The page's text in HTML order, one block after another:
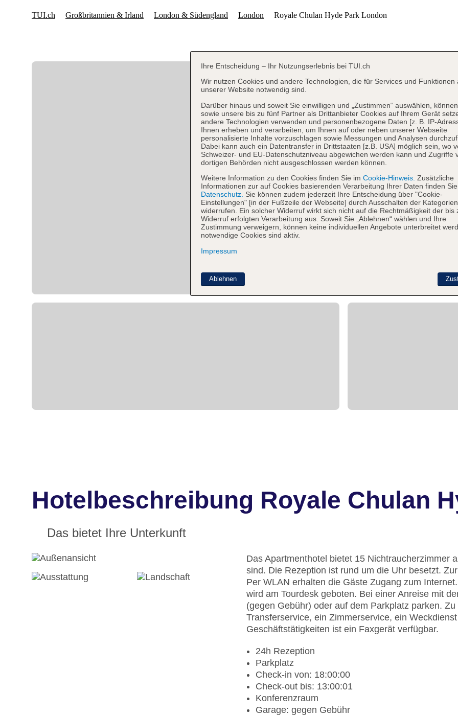
Hotelbeschreibung Royale Chulan
Das bietet Ihre Unterkunft
Das Apartmenthotel bietet 15 Nichtraucherzimmer
sind. Die Rezeption ist rund um die Uhr besetzt.
Per WLAN erhalten die Gäste Zugang zum
wird am Tourdesk geboten. Bei einer Anreise mit
(gegen Gebühr) oder auf dem Parkplatz parken.
Transferservice, ein Zimmerservice, ein
Geschäftstätigkeiten ist ein Faxgerät verfügbar.
24h Rezeption
Parkplatz
Check-in von: 18:00:00
Check-out bis: 13:00:01
Konferenzraum
Garage: gegen Gebühr
Ihre Entscheidung – Ihr Nutzungserlebnis bei TUI.ch
Wir nutzen Cookies und andere Technologien, die für Services und Funktionen
unserer Website notwendig sind.
Darüber hinaus und soweit Sie einwilligen und „Zustimmen“ auswählen,
sowie unsere bis zu fünf Partner als Drittanbieter Cookies auf Ihrem Gerät
andere Technologien verwenden und personenbezogene Daten [z. B. IP-
Ihnen erheben und verarbeiten, um Ihnen auf oder neben unserer Webseite
personalisierte Inhalte vorzuschlagen sowie Messungen und Analysen
Dabei kann auch ein Datentransfer in Drittstaaten [z.B. USA] möglich sein, wo
Schweizer- und EU-Datenschutzniveau abgewichen werden kann und Zugriffe
dortigen Behörden nicht ausgeschlossen werden können.
Weitere Information zu den Cookies finden Sie im Cookie-Hinweis. Zusätzliche
Informationen zur auf Cookies basierenden Verarbeitung Ihrer Daten finden
Datenschutz. Sie können zudem jederzeit Ihre Entscheidung über "Cookie-
Einstellungen" [in der Fußzeile der Webseite] durch Ausschalten der Kategorien
widerrufen. Ein solcher Widerruf wirkt sich nicht auf die Rechtmäßigkeit der bis
Widerruf erfolgten Verarbeitung aus. Soweit Sie „Ablehnen“ wählen und Ihre
Zustimmung verweigern, können keine individuellen Angebote unterbreitet
notwendige Cookies sind aktiv.
Impressum
Ablehnen